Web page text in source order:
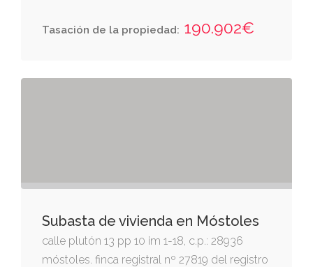
Tasación de la propiedad: 190.902€
Subasta de vivienda en Móstoles
calle plutón 13 pp 10 im 1-18, c.p.: 28936
móstoles. finca registral nº 27819 del registro